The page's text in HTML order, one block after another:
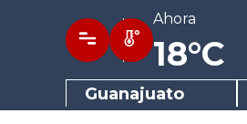
Ahora
18°C
Guanajuato